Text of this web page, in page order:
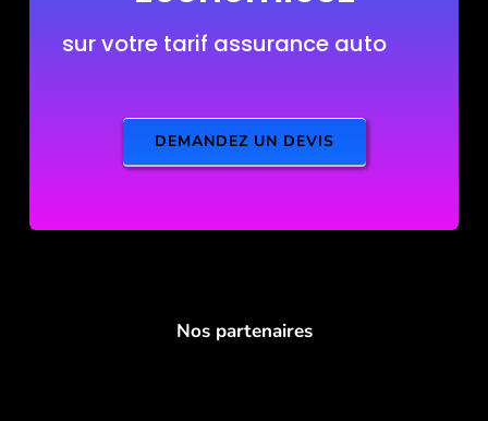
sur votre tarif assurance auto
DEMANDEZ UN DEVIS
Nos partenaires